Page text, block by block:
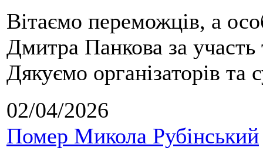
Вітаємо переможців, а
Дмитра Панкова за
Дякуємо організаторів та
02/04/2026
Помер Микола Рубінський